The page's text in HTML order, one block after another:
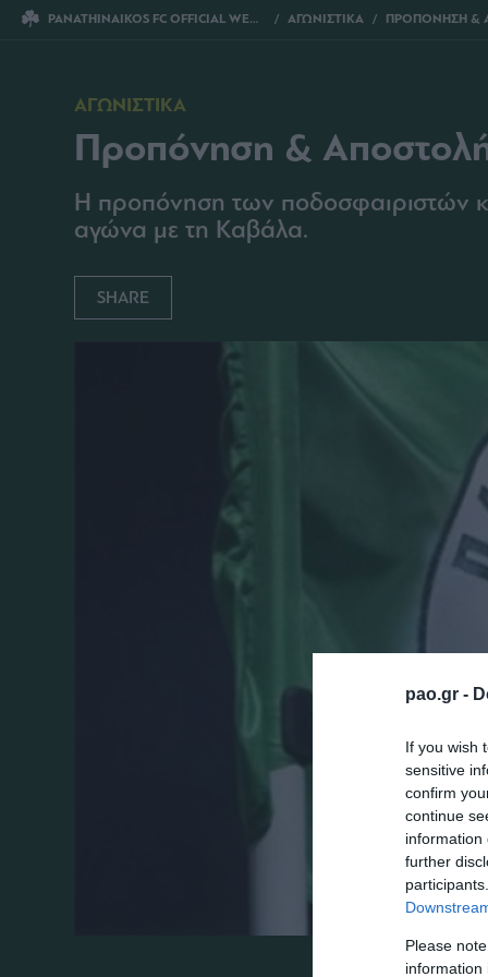
pao.gr -
If you wish
sensitive
confirm
continue
information
further
Please
information
PANATHINAIKOS FC OFFICIAL WEBSITE ΑΓΩΝΙΣΤΙΚΑ ΠΡΟΠΟΝΗΣΗ &
ΑΓΩΝΙΣΤΙΚΑ
Προπόνηση &
Η προπόνηση των ποδοσφαιριστών
αγώνα με τη Καβάλα.
SHARE